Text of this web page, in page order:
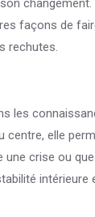
façons de
rechutes.
les
elle
crise ou
intérieure